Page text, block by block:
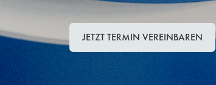
JETZT TERMIN VEREINBAREN